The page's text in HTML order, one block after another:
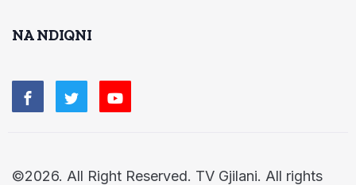
NA NDIQNI
©2026. All Right Reserved. TV Gjilani. All rights